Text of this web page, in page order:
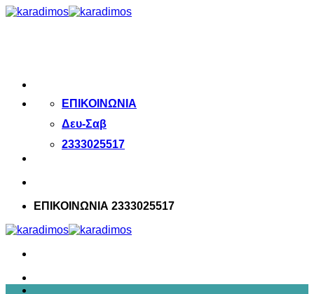
Μετάβαση
ΕΠΙΚΟΙΝΩΝΙΑ
Δευ-Σαβ
2333025517
ΕΠΙΚΟΙΝΩΝΙΑ 2333025517